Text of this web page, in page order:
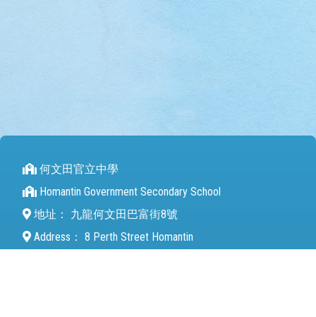
何文田官立中學
Homantin Government Secondary School
地址：
九龍何文田巴富街8號
Address： 8 Perth Street Homantin